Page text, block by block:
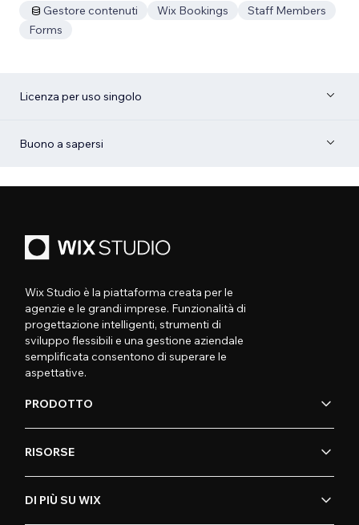
Gestore contenuti
Wix Bookings
Staff Members
Forms
Licenza per uso singolo
Buono a sapersi
Wix Studio è la piattaforma creata per le
agenzie e le grandi imprese. Funzionalità di
progettazione intelligenti, strumenti di
sviluppo flessibili e una gestione aziendale
semplificata consentono di superare le
aspettative.
PRODOTTO
RISORSE
DI PIÙ SU WIX